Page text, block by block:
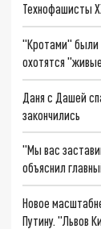
Технофашисты
"Кротами" были
охотятся
Даня с Дашей
закончились
"Мы вас
объяснил
Новое
Путину. "Львов